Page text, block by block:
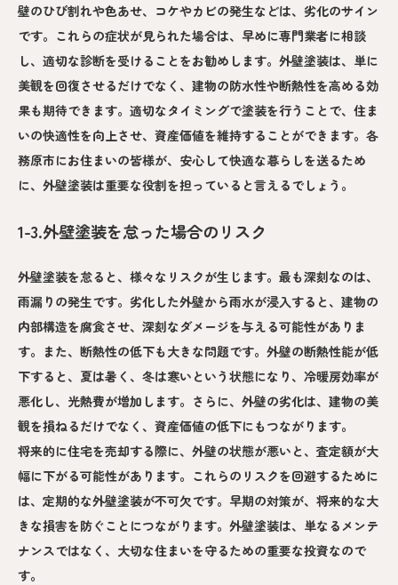
壁のひび割れや色あせ、コケやカビの発生などは、劣化のサイン
です。これらの症状が見られた場合は、早めに専門業者に相談
し、適切な診断を受けることをお勧めします。外壁塗装は、単に
美観を回復させるだけでなく、建物の防水性や断熱性を高める効
果も期待できます。適切なタイミングで塗装を行うことで、住ま
いの快適性を向上させ、資産価値を維持することができます。各
務原市にお住まいの皆様が、安心して快適な暮らしを送るため
に、外壁塗装は重要な役割を担っていると言えるでしょう。
1-3.外壁塗装を怠った場合のリスク
外壁塗装を怠ると、様々なリスクが生じます。最も深刻なのは、
雨漏りの発生です。劣化した外壁から雨水が浸入すると、建物の
内部構造を腐食させ、深刻なダメージを与える可能性がありま
す。また、断熱性の低下も大きな問題です。外壁の断熱性能が低
下すると、夏は暑く、冬は寒いという状態になり、冷暖房効率が
悪化し、光熱費が増加します。さらに、外壁の劣化は、建物の美
観を損ねるだけでなく、資産価値の低下にもつながります。
将来的に住宅を売却する際に、外壁の状態が悪いと、査定額が大
幅に下がる可能性があります。これらのリスクを回避するために
は、定期的な外壁塗装が不可欠です。早期の対策が、将来的な大
きな損害を防ぐことにつながります。外壁塗装は、単なるメンテ
ナンスではなく、大切な住まいを守るための重要な投資なので
す。